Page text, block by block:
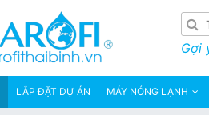
Gợi
LẮP ĐẶT DỰ ÁN MÁY NÓNG LẠNH